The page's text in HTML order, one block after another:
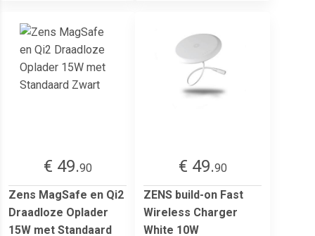
€ 49.90
Zens MagSafe en Qi2
Draadloze Oplader
15W met Standaard
€ 49.90
ZENS build-on Fast
Wireless Charger
White 10W